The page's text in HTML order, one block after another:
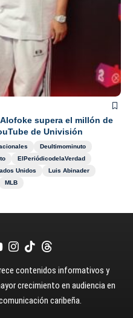
supera el millón de
de Univisión
Deultimominuto
ElPeriódicodelaVerdad
Unidos
Luis Abinader
MLB
contenidos informativos y
crecimiento en audiencia en
caribeña.